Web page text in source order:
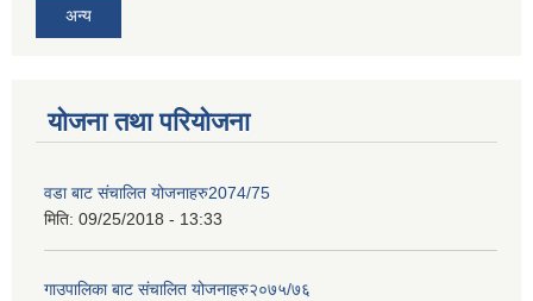
अन्य
योजना तथा परियोजना
वडा बाट संचालित योजनाहरु2074/75
मिति: 09/25/2018 - 13:33
गाउपालिका बाट संचालित योजनाहरु२०७५/७६